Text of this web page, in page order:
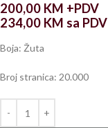
200,00 KM +PDV
234,00 KM sa PDV
Boja: Žuta
Broj stranica: 20.000